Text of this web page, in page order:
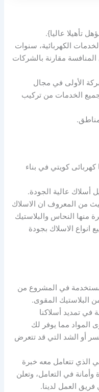
تأهيلا عاليا}.
الكهربائية، سنوات
المنافسة مقارنة بالشركات
الأولى في مجال
الخدمات من تركيب
كويتي في بناء
أسلاك عالية الجودة.
من المعروف ان الاسلاك
منها النحاس والبلاستيك
انواع الاسلاك بجودة
في المشروع من
البلاستيك المقوى.
في تمديد أسلاكنا
المواد مما يوفر لك
أو الشد التي قد تتعرض
الذي تتعامل معه خبرة
وأمانة في التعامل، وتعلن
العمل لدينا.